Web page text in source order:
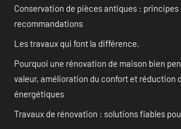
Conservation de pièces antiques : principes
recommandations
Les travaux qui font la différence.
Pourquoi une rénovation de maison bien
valeur, amélioration du confort et réduction
énergétiques
Travaux de rénovation : solutions fiables